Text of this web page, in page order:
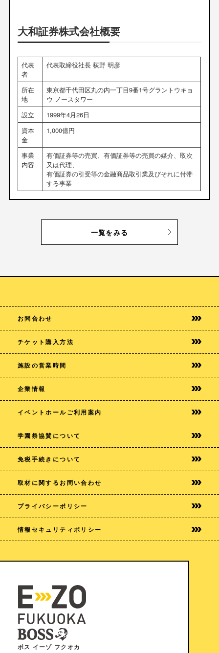
大和証券株式会社概要
代表
者
代表取締役社長 荻野 明彦
所在
地
東京都千代田区丸の内一丁目9番1号グラントウキョ
ウ ノースタワー
設立
1999年4月26日
資本
金
1,000億円
事業
内容
有価証券等の売買、有価証券等の売買の媒介、取次
又は代理、
有価証券の引受等の金融商品取引業及びそれに付帯
する事業
一覧をみる
ボス イーゾ フクオカ
お問合わせ
チケット購入方法
施設の営業時間
企業情報
イベントホールご利用案内
学園祭協賛について
免税手続きについて
取材に関するお問い合わせ
プライバシーポリシー
情報セキュリティポリシー